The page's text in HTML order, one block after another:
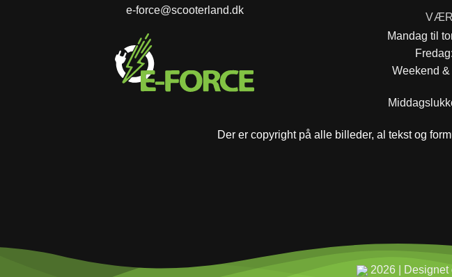
e-force@scooterland.dk
Mandag til
Weekend
Der er copyright på alle billeder, al tekst og
2026 | Designet